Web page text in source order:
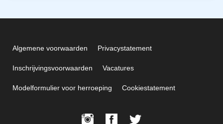
Algemene voorwaarden Privacystatement
Inschrijvingsvoorwaarden Vacatures
Modelformulier voor herroeping Cookiestatement